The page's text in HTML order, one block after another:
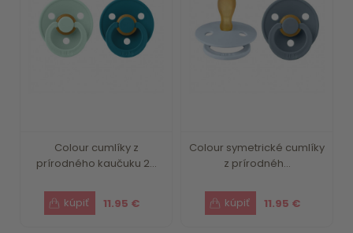
Colour cumlíky z
prírodného kaučuku 2...
11.95 €
Colour symetrické cumlíky
z prírodnéh...
11.95 €